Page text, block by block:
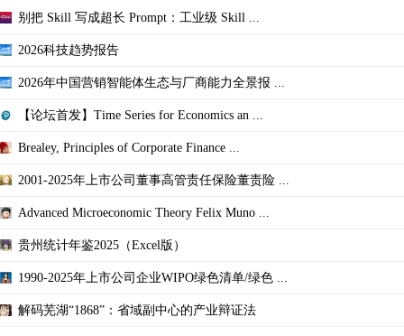
别把 Skill 写成超长 Prompt：工业级 Skill ...
2026科技趋势报告
2026年中国营销智能体生态与厂商能力全景报 ...
【论坛首发】Time Series for Economics an ...
Brealey, Principles of Corporate Finance ...
2001-2025年上市公司董事高管责任保险董责险 ...
Advanced Microeconomic Theory Felix Muno ...
贵州统计年鉴2025（Excel版）
1990-2025年上市公司企业WIPO绿色清单/绿色 ...
解码芜湖“1868”：省域副中心的产业辩证法